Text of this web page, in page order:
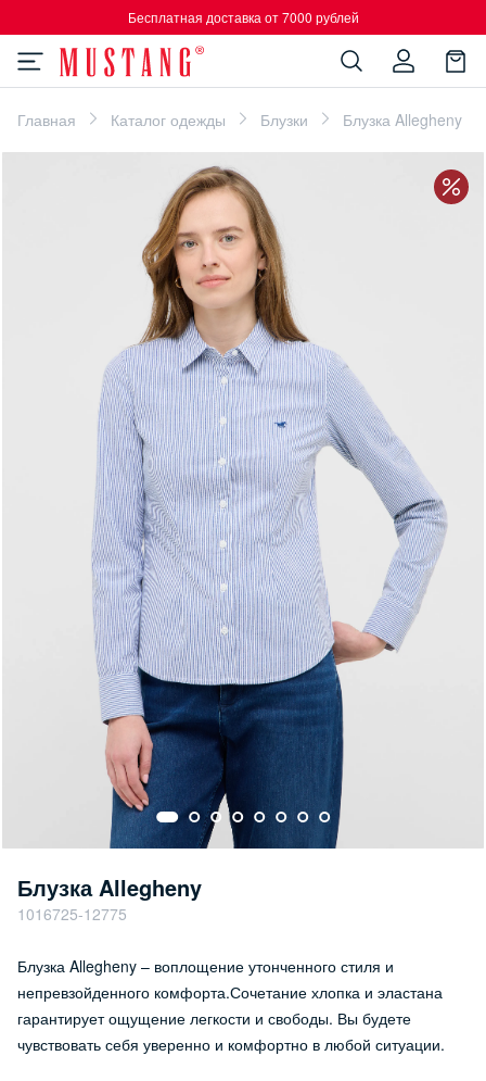
Бесплатная доставка от 7000 рублей
Главная Каталог одежды Блузки Блузка Allegheny
Блузка Allegheny
1016725-12775
Блузка Allegheny – воплощение утонченного стиля и
непревзойденного комфорта.Сочетание хлопка и эластана
гарантирует ощущение легкости и свободы. Вы будете
чувствовать себя уверенно и комфортно в любой ситуации.